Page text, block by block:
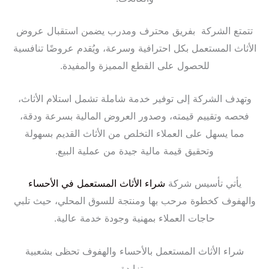
تتمتع الشركة بفريق محترف ومدرب يضمن استقبال عروض
الأثاث المستعمل بكل احترافية وسرعة، ويُقدم عروضًا تنافسية
للحصول على القطع المميزة والمفيدة.
وتهدف الشركة إلى توفير خدمة شاملة تشمل استلام الأثاث،
فحصه وتقييم قيمته، وصدور العروض المالية بسرعة ودقة،
مما يسهل على العملاء التخلص من الأثاث القديم بسهولة
وتحقيق قيمة مالية جيدة من عملية البيع.
يأتي تأسيس شركة شراء الأثاث المستعمل في الأحساء
والهفوف كخطوة مرحب بها ومنتجة للسوق المحلي، حيث تلبي
حاجات العملاء بمهنية وجودة خدمة عالية.
شراء الأثاث المستعمل بالأحساء والهفوف تحظى بشعبية